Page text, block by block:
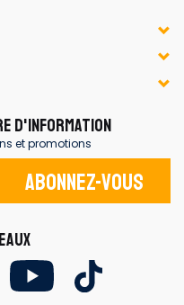
D'INFORMATION
et promotions
Abonnez-vous